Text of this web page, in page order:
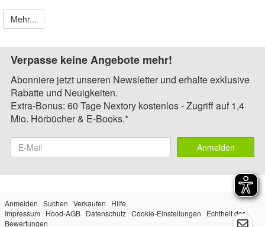
Mehr...
Verpasse keine Angebote mehr!
Abonniere jetzt unseren Newsletter und erhalte exklusive
Rabatte und Neuigkeiten.
Extra-Bonus: 60 Tage Nextory kostenlos - Zugriff auf 1,4
Mio. Hörbücher & E-Books.*
Anmelden
Anmelden Suchen Verkaufen
Hilfe
Impressum
Hood-AGB Datenschutz Cookie-Einstellungen
Echtheit der
Bewertungen